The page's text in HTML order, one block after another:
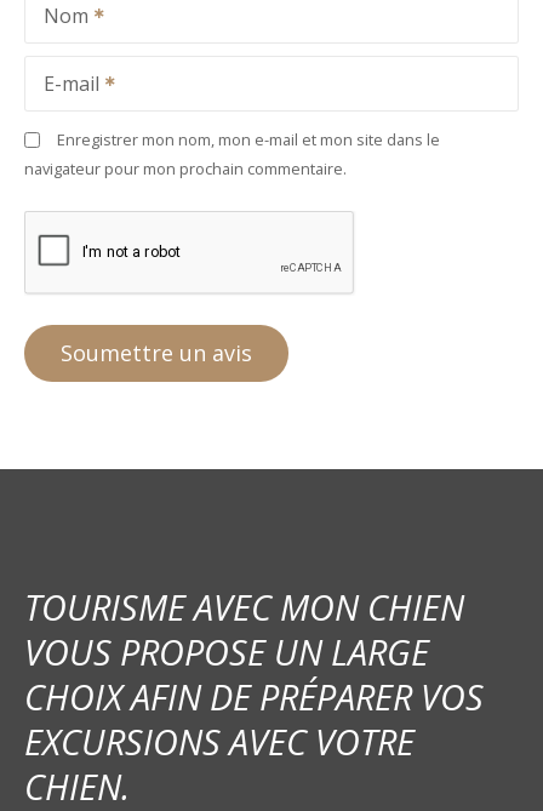
Nom
E-mail
Enregistrer mon nom, mon e-mail et mon site dans le
navigateur pour mon prochain commentaire.
TOURISME AVEC MON CHIEN
VOUS PROPOSE UN LARGE
CHOIX AFIN DE PRÉPARER VOS
EXCURSIONS AVEC VOTRE
CHIEN.